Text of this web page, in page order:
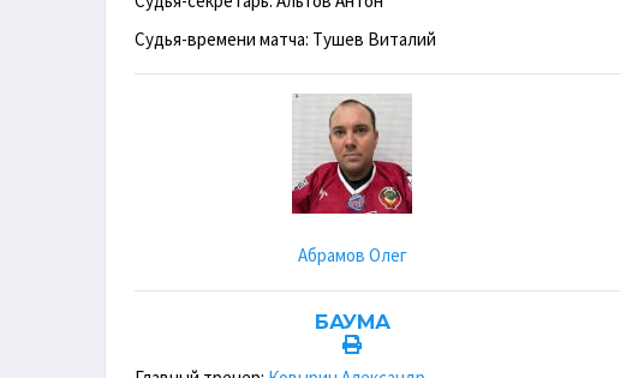
Судья-времени матча: Тушев Виталий
Абрамов Олег
БАУМА